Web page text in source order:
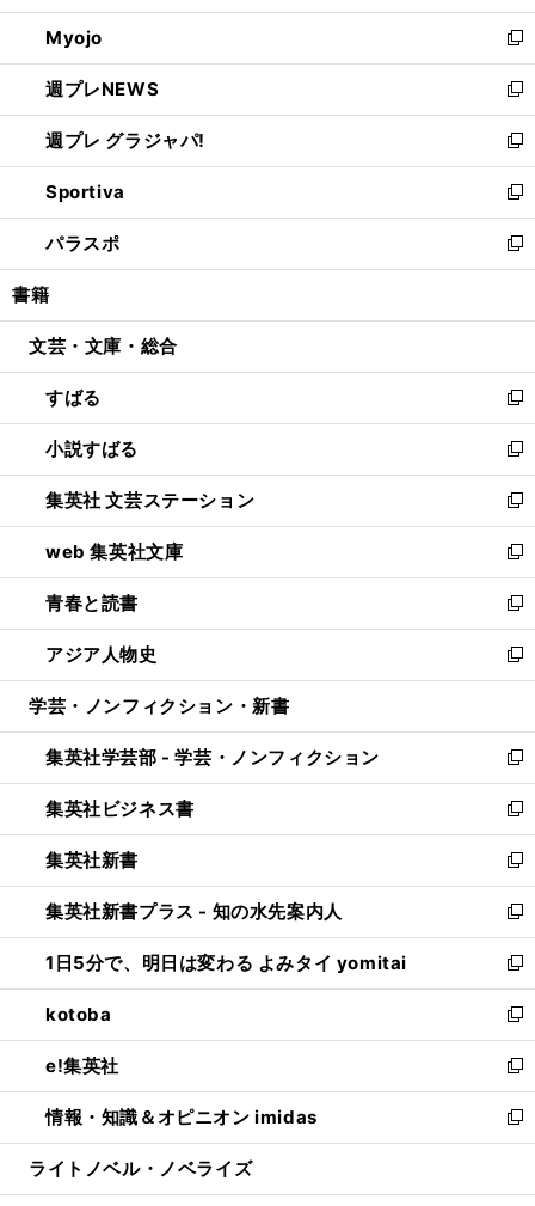
開
く
ウ
で
開
く
ン
ド
ウ
で
開
く
ウ
ィ
ン
ド
ウ
で
開
く
Myojo
新
し
い
ウ
ィ
ン
ド
ウ
で
開
週プレNEWS
新
し
い
ウ
ィ
ン
ド
ウ
開
週プレ グラジャパ!
新
し
い
ウ
ィ
ン
ウ
開
く
Sportiva
新
し
い
ウ
ン
ウ
で
開
く
パラスポ
新
し
ウ
ン
ド
ウ
で
開
く
書籍
文芸・文庫・総合
すばる
新
し
い
ウ
ィ
ン
ド
ウ
で
開
く
小説すばる
新
し
い
ウ
ィ
ン
ド
ウ
で
開
集英社 文芸ステーション
新
し
い
ウ
ィ
ン
ド
ウ
開
く
web 集英社文庫
新
し
い
ウ
ィ
ン
ウ
で
開
く
青春と読書
新
し
い
ウ
ン
ド
ウ
で
開
く
アジア人物史
新
し
ウ
ィ
ン
ド
ウ
で
開
く
学芸・ノンフィクション・新書
集英社学芸部 - 学芸・ノンフィクション
新
し
い
ウ
ィ
ン
ド
ウ
で
開
く
集英社ビジネス書
新
し
い
ウ
ィ
ン
ド
ウ
で
開
く
集英社新書
新
し
い
ウ
ィ
ン
ド
ウ
で
開
く
集英社新書プラス - 知の水先案内人
新
し
い
ウ
ィ
ン
ド
ウ
で
開
1日5分で、明日は変わる よみタイ yomitai
新
し
い
ウ
ィ
ン
ド
ウ
開
kotoba
新
し
い
ウ
ィ
ン
ウ
e!集英社
新
し
い
ウ
ン
情報・知識＆オピニオン imidas
新
し
ウ
ライトノベル・ノベライズ